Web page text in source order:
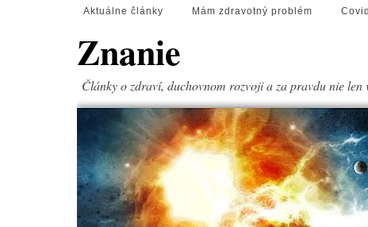
Aktuálne články Mám zdravotný problém
Znanie
Články o zdraví, duchovnom rozvoji a za pravdu nie len